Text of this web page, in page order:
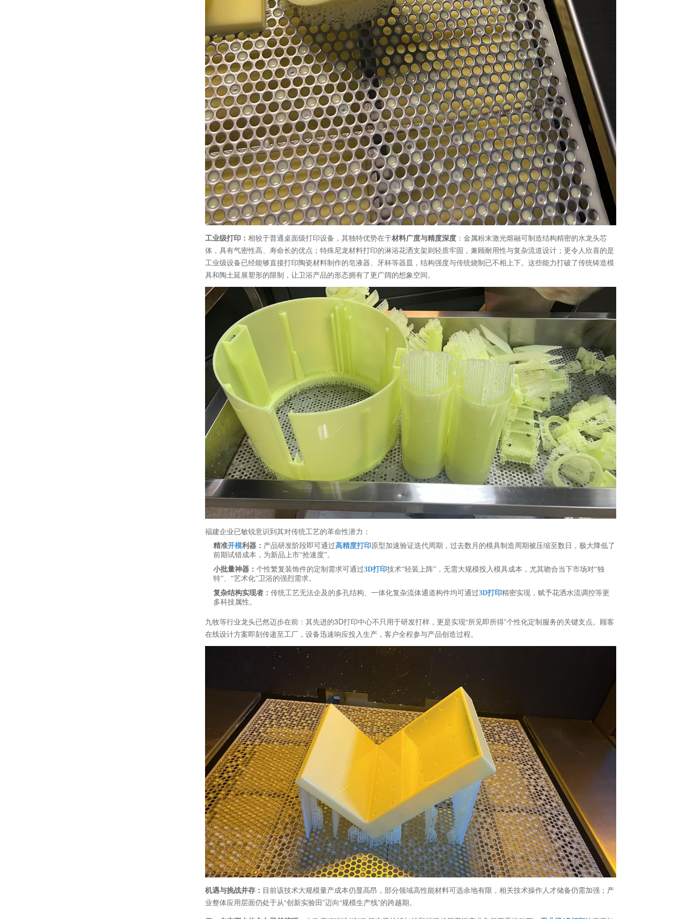
工业级打印： 相较于普通桌面级打印设备，其独特优势在于材料广度与精度深度：金属粉末激光熔融可制造结构精密的水龙头芯
体，具有气密性高、寿命长的优点；特殊尼龙材料打印的淋浴花洒支架则轻质牢固，兼顾耐用性与复杂流道设计；更令人欣喜的是
工业级设备已经能够直接打印陶瓷材料制作的皂液器、牙杯等器皿，结构强度与传统烧制已不相上下。这些能力打破了传统铸造模
具和陶土延展塑形的限制，让卫浴产品的形态拥有了更广阔的想象空间。
福建企业已敏锐意识到其对传统工艺的革命性潜力：
精准开模利器： 产品研发阶段即可通过高精度打印原型加速验证迭代周期，过去数月的模具制造周期被压缩至数日，极大降低了
前期试错成本，为新品上市“抢速度”。
小批量神器： 个性繁复装饰件的定制需求可通过3D打印技术“轻装上阵”，无需大规模投入模具成本，尤其吻合当下市场对“独
特”、“艺术化”卫浴的强烈需求。
复杂结构实现者： 传统工艺无法企及的多孔结构、一体化复杂流体通道构件均可通过3D打印精密实现，赋予花洒水流调控等更
多科技属性。
九牧等行业龙头已然迈步在前：其先进的3D打印中心不只用于研发打样，更是实现“所见即所得”个性化定制服务的关键支点。顾客
在线设计方案即刻传递至工厂，设备迅速响应投入生产，客户全程参与产品创造过程。
机遇与挑战并存： 目前该技术大规模量产成本仍显高昂，部分领域高性能材料可选余地有限，相关技术操作人才储备仍需加强；产
业整体应用层面仍处于从“创新实验田”迈向“规模生产线”的跨越期。